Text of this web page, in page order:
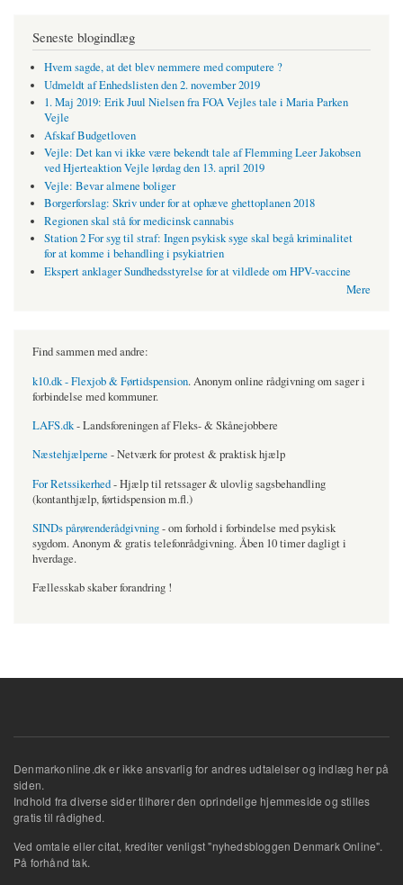
Seneste blogindlæg
Hvem sagde, at det blev nemmere med computere ?
Udmeldt af Enhedslisten den 2. november 2019
1. Maj 2019: Erik Juul Nielsen fra FOA Vejles tale i Maria Parken
Vejle
Afskaf Budgetloven
Vejle: Det kan vi ikke være bekendt tale af Flemming Leer Jakobsen
ved Hjerteaktion Vejle lørdag den 13. april 2019
Vejle: Bevar almene boliger
Borgerforslag: Skriv under for at ophæve ghettoplanen 2018
Regionen skal stå for medicinsk cannabis
Station 2 For syg til straf: Ingen psykisk syge skal begå kriminalitet
for at komme i behandling i psykiatrien
Ekspert anklager Sundhedsstyrelse for at vildlede om HPV-vaccine
Mere
Find sammen med andre:
k10.dk - Flexjob & Førtidspension. Anonym online rådgivning om sager i
forbindelse med kommuner.
LAFS.dk- Landsforeningen af Fleks- & Skånejobbere
Næstehjælperne - Netværk for protest & praktisk hjælp
For Retssikerhed- Hjælp til retssager & ulovlig sagsbehandling
(kontanthjælp, førtidspension m.fl.)
SINDs pårørenderådgivning- om forhold i forbindelse med psykisk
sygdom. Anonym & gratis telefonrådgivning. Åben 10 timer dagligt i
hverdage.
Fællesskab skaber forandring !
Denmarkonline.dk er ikke ansvarlig for andres udtalelser og indlæg her på
siden.
Indhold fra diverse sider tilhører den oprindelige hjemmeside og stilles
gratis til rådighed.
Ved omtale eller citat, krediter venligst "nyhedsbloggen Denmark Online".
På forhånd tak.